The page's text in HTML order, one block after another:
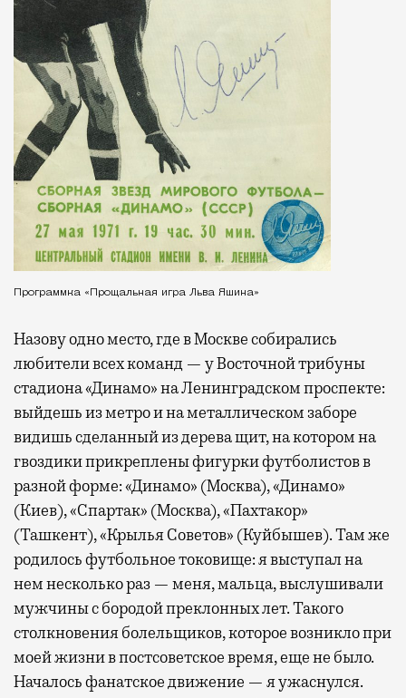
Программка «Прощальная игра Льва Яшина»
Назову одно место, где в Москве собирались
любители всех команд — у Восточной трибуны
стадиона «Динамо» на Ленинградском проспекте:
выйдешь из метро и на металлическом заборе
видишь сделанный из дерева щит, на котором на
гвоздики прикреплены фигурки футболистов в
разной форме: «Динамо» (Москва), «Динамо»
(Киев), «Спартак» (Москва), «Пахтакор»
(Ташкент), «Крылья Советов» (Куйбышев). Там же
родилось футбольное токовище: я выступал на
нем несколько раз — меня, мальца, выслушивали
мужчины с бородой преклонных лет. Такого
столкновения болельщиков, которое возникло при
моей жизни в постсоветское время, еще не было.
Началось фанатское движение — я ужаснулся.